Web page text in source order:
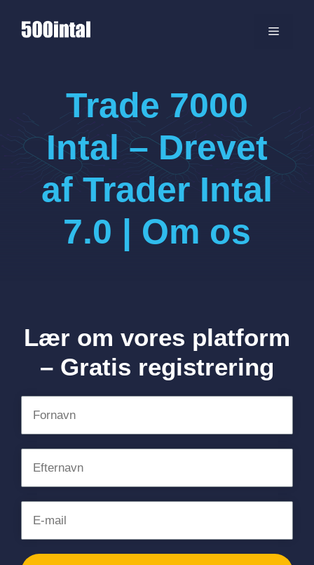
MENU
Trade 7000
Intal – Drevet
af Trader Intal
7.0 | Om os
Lær om vores platform
– Gratis registrering